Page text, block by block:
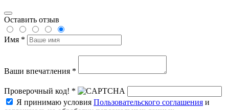
Оставить отзыв
Имя *
Ваши впечатления *
Проверочный код! *
Я принимаю условия Пользовательского соглашения и